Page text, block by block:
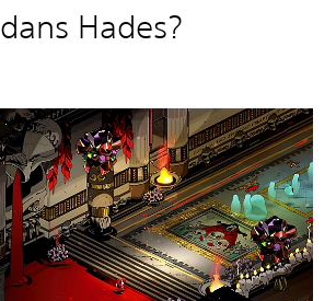
dans Hades?